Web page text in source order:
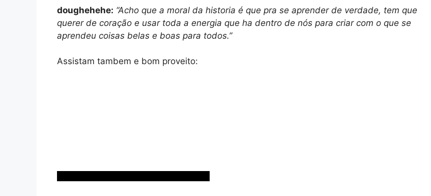
doughehehe: “Acho que a moral da historia é que pra se aprender de verdade, tem que
querer de coração e usar toda a energia que ha dentro de nós para criar com o que se
aprendeu coisas belas e boas para todos.”
Assistam tambem e bom proveito: